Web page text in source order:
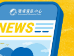
量，同時呼籲消費
事務部長說，英國
加稅，就應該幫忙